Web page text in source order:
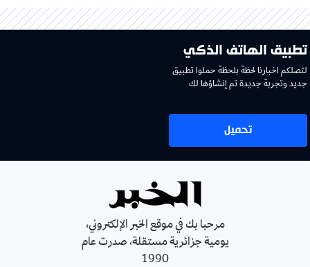
تطبيق الهاتف الذكي
لتصلكم اخبارنا لحظة بلحظة حملوا تطبيق
جديد وتجربة جديدة تم إنشاؤها لك
تحميل
مرحبا بك في موقع الخبر الإلكتروني،
يومية جزائرية مستقلة، صدرت عام
1990